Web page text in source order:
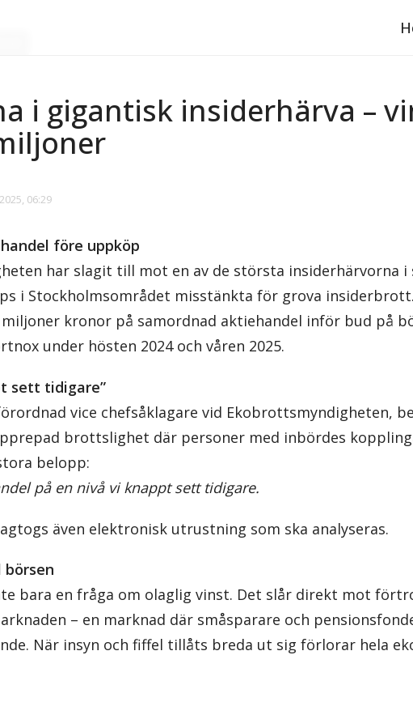
i gigantisk insiderhärva –
06:29
före uppköp
har slagit till mot en av de största insiderhärvorna i
i Stockholmsområdet misstänkta för grova
kronor på samordnad aktiehandel inför bud på
under hösten 2024 och våren 2025.
sett tidigare”
vice chefsåklagare vid Ekobrottsmyndigheten,
brottslighet där personer med inbördes
belopp:
på en nivå vi knappt sett tidigare.
även elektronisk utrustning som ska analyseras.
bara en fråga om olaglig vinst. Det slår direkt mot
– en marknad där småsparare och
När insyn och fiffel tillåts breda ut sig förlorar hela